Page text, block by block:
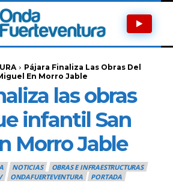
Pájara Finaliza Las Obras Del
En Morro Jable
las obras
infantil San
Morro Jable
NOTICIAS
OBRAS E INFRAESTRUCTURAS
ONDAFUERTEVENTURA
PORTADA